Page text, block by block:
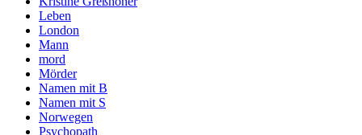
Leben
London
Mann
mord
Mörder
Namen mit B
Namen mit S
Norwegen
Psychopath